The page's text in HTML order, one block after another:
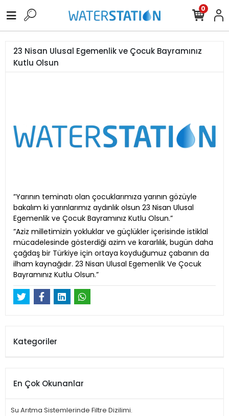
0
23 Nisan Ulusal Egemenlik ve Çocuk Bayramınız
Kutlu Olsun
”Yarının teminatı olan çocuklarımıza yarının gözüyle
bakalım ki yarınlarımız aydınlık olsun 23 Nisan Ulusal
Egemenlik ve Çocuk Bayramınız Kutlu Olsun.”
”Aziz milletimizin yokluklar ve güçlükler içerisinde istiklal
mücadelesinde gösterdiği azim ve kararlılık, bugün daha
çağdaş bir Türkiye için ortaya koyduğumuz çabanın da
ilham kaynağıdır. 23 Nisan Ulusal Egemenlik Ve Çocuk
Bayramınız Kutlu Olsun.”
Kategoriler
En Çok Okunanlar
Su Arıtma Sistemlerinde Filtre Dizilimi.